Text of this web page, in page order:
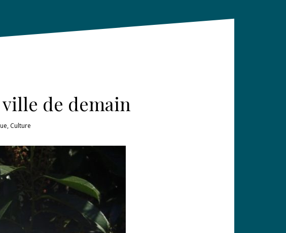
de demain
, Culture